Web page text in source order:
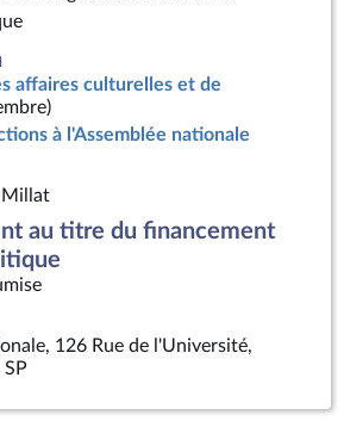
affaires culturelles et de
à l'Assemblée nationale
Millat
au titre du financement
126 Rue de l'Université,